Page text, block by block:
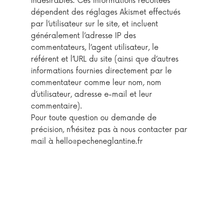
dépendent des réglages Akismet effectués
par l’utilisateur sur le site, et incluent
généralement l’adresse IP des
commentateurs, l’agent utilisateur, le
référent et l’URL du site (ainsi que d’autres
informations fournies directement par le
commentateur comme leur nom, nom
d’utilisateur, adresse e-mail et leur
commentaire).
Pour toute question ou demande de
précision, n’hésitez pas à nous contacter par
mail à hello@pecheneglantine.fr